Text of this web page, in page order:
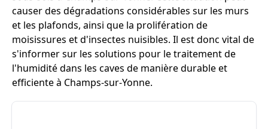
causer des dégradations considérables sur les murs
et les plafonds, ainsi que la prolifération de
moisissures et d'insectes nuisibles. Il est donc vital de
s'informer sur les solutions pour le traitement de
l'humidité dans les caves de manière durable et
efficiente à Champs-sur-Yonne.